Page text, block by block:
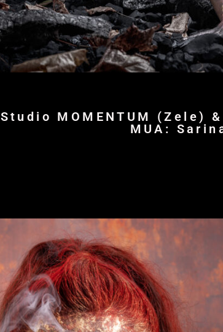
Studio MOMENTUM (Zele)
MUA: